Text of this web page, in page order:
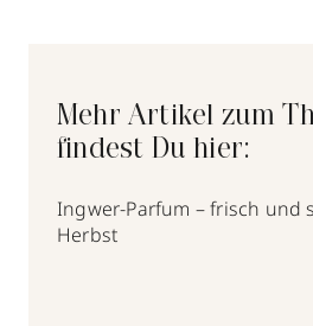
Mehr Artikel zum
findest Du hier:
Ingwer-Parfum – frisch und
Herbst